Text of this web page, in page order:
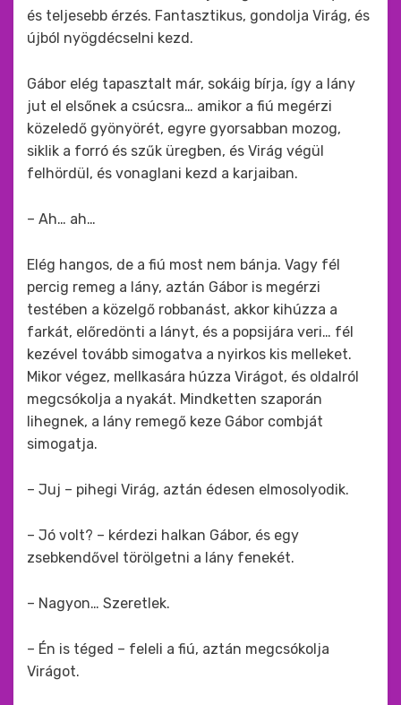
és teljesebb érzés. Fantasztikus, gondolja Virág, és
újból nyögdécselni kezd.
Gábor elég tapasztalt már, sokáig bírja, így a lány
jut el elsőnek a csúcsra… amikor a fiú megérzi
közeledő gyönyörét, egyre gyorsabban mozog,
siklik a forró és szűk üregben, és Virág végül
felhördül, és vonaglani kezd a karjaiban.
– Ah… ah…
Elég hangos, de a fiú most nem bánja. Vagy fél
percig remeg a lány, aztán Gábor is megérzi
testében a közelgő robbanást, akkor kihúzza a
farkát, előredönti a lányt, és a popsijára veri… fél
kezével tovább simogatva a nyirkos kis melleket.
Mikor végez, mellkasára húzza Virágot, és oldalról
megcsókolja a nyakát. Mindketten szaporán
lihegnek, a lány remegő keze Gábor combját
simogatja.
– Juj – pihegi Virág, aztán édesen elmosolyodik.
– Jó volt? – kérdezi halkan Gábor, és egy
zsebkendővel törölgetni a lány fenekét.
– Nagyon… Szeretlek.
– Én is téged – feleli a fiú, aztán megcsókolja
Virágot.